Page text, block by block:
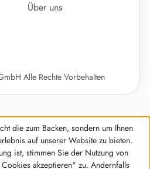
Über uns
Alle Rechte Vorbehalten
die zum Backen, sondern um Ihnen
auf unserer Website zu bieten.
ist, stimmen Sie der Nutzung von
akzeptieren" zu. Andernfalls